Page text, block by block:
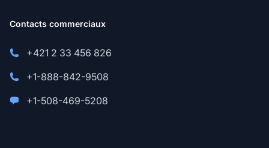
Contacts commerciaux
+421 2 33 456 826
+1-888-842-9508
+1-508-469-5208